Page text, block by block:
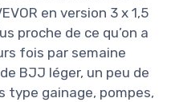
en version 3 x 1,5
proche de ce qu’on a
fois par semaine
BJJ léger, un peu de
type gainage, pompes,